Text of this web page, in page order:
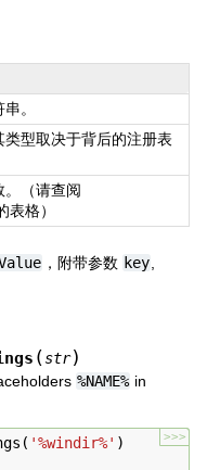
。
型取决于背后的注册表
。（请查阅
表格）
，附带参数 key
(str)
%NAME% in
>>>
( '%windir%' )